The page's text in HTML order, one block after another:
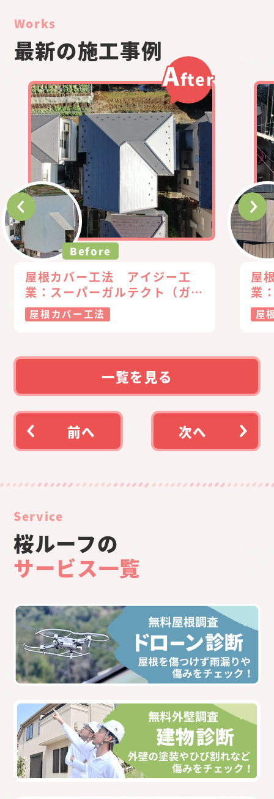
Works
最新の施工事例
After
Before
屋根カバー工法 アイジー工
業：スーパーガルテクト（ガル
バリウム鋼板）
屋根カバー工法
屋
業
バ
屋
前へ
一覧を見る
次へ
Service
桜ルーフの
サービス一覧